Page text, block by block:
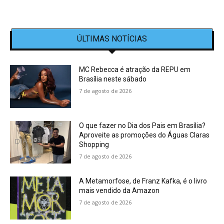
ÚLTIMAS NOTÍCIAS
MC Rebecca é atração da REPU em
Brasília neste sábado
7 de agosto de 2026
O que fazer no Dia dos Pais em Brasília?
Aproveite as promoções do Águas Claras
Shopping
7 de agosto de 2026
A Metamorfose, de Franz Kafka, é o livro
mais vendido da Amazon
7 de agosto de 2026